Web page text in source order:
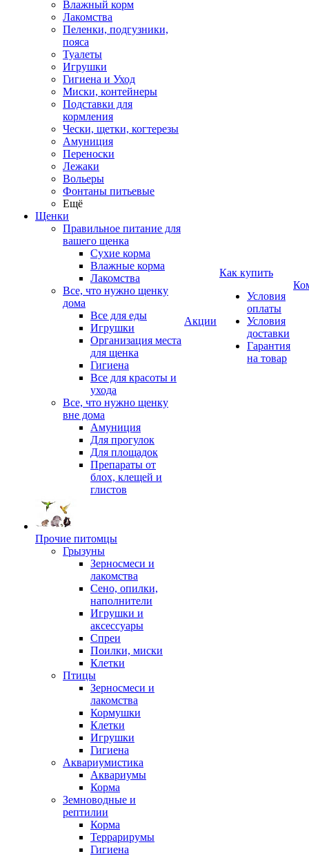
Влажный корм
Лакомства
Пеленки, подгузники,
пояса
Туалеты
Игрушки
Гигиена и Уход
Миски, контейнеры
Подставки для
кормления
Чески, щетки, когтерезы
Амуниция
Переноски
Лежаки
Вольеры
Фонтаны питьевые
Ещё
Щенки
Правильное питание для
вашего щенка
Сухие корма
Влажные корма
Лакомства
Все, что нужно щенку
дома
Все для еды
Игрушки
Организация места
для щенка
Гигиена
Все для красоты и
ухода
Все, что нужно щенку
вне дома
Амуниция
Для прогулок
Для площадок
Препараты от
блох, клещей и
глистов
Прочие питомцы
Грызуны
Зерносмеси и
лакомства
Сено, опилки,
наполнители
Игрушки и
аксессуары
Спреи
Поилки, миски
Клетки
Птицы
Зерносмеси и
лакомства
Кормушки
Клетки
Игрушки
Гигиена
Аквариумистика
Аквариумы
Корма
Земноводные и
рептилии
Корма
Террарирумы
Гигиена
Акции
Как купить
Условия
оплаты
Условия
доставки
Гарантия
на товар